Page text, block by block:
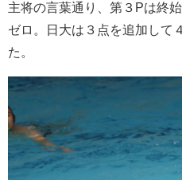
主将の言葉通り、第３Pは終
ゼロ。日大は３点を追加して
た。